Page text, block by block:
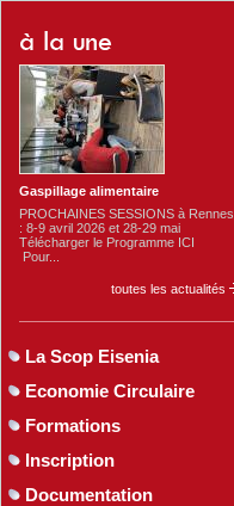
Gaspillage alimentaire
PROCHAINES SESSIONS à Rennes
: 8-9 avril 2026 et 28-29 mai
Télécharger le Programme ICI
Pour...
toutes les actualités
La Scop Eisenia
Economie Circulaire
Formations
Inscription
Documentation